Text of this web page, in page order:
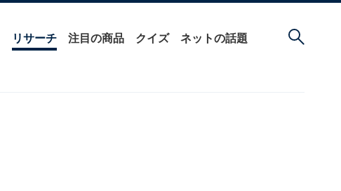
リサーチ 注目の商品 クイズ ネットの話題